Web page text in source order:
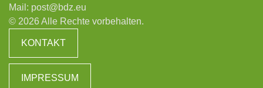
Mail: post@bdz.eu
© 2026 Alle Rechte vorbehalten.
KONTAKT
IMPRESSUM